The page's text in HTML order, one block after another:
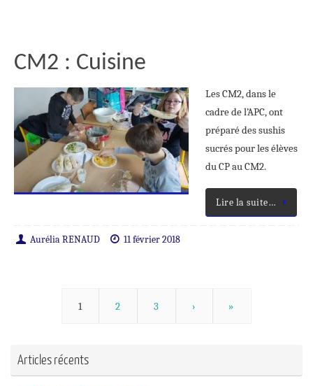
CM2 : Cuisine
Les CM2, dans le
cadre de l’APC, ont
préparé des sushis
sucrés pour les élèves
du CP au CM2.
Lire la suite…
Aurélia RENAUD 11 février 2018
1 2 3 › »
Articles récents